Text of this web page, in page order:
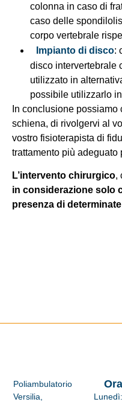
colonna in caso di
caso delle
corpo vertebrale
Impianto di disco:
disco intervertebrale
utilizzato in
possibile utilizzarlo
In conclusione
schiena, di rivolgervi al
vostro fisioterapista di
trattamento più adeguato
L’intervento chirurgico,
in considerazione solo
presenza di
Lunedì:
Poliambulatorio
Versilia,